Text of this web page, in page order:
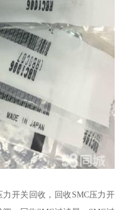
力开关回收，回收SMC压力开